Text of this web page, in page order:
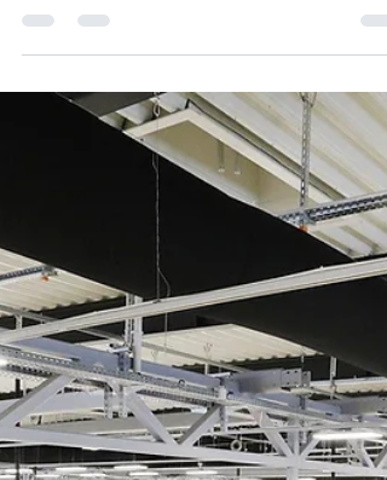
보안검색, 기내 반입 물품, 공항 편의시설까지 한
에 정리 네덜란드 여행의 관문인 암스테르담 스키
공항(Amsterdam Airport Schiphol, AMS)​은 유
을 대표하는 허브 공항 중 하나입니다. 암스테르담
시내와 가까워 이용이 편리하지만, 환승객과 장거
여행객이 많은 공항이기 때문에 출국 전 보안검색
규정과 공항 이용 방법을 미리 확인하는 것이 좋습
니다. ① 2026년 현재 액체류 규정 스키폴 공항은
2026년 현재 기내 반입 액체류에 대해 다음 규정
적용하고 있습니다. 액체류 용기 하나당 100ml 이
하 모든 액체류는 1L 이하의 투명 지퍼백 1개에 담
야 합니다. 1인당 투명 지퍼백은 1개만 허용됩니다.
화장품, 로션, 향수, 치약, 선크림, 젤, 크림, 스프레
이류도 액체류에 포함됩니다. 스키폴 공항에는 최
보안검색 장비가 설치되어 있지만, 공식 안내 기준